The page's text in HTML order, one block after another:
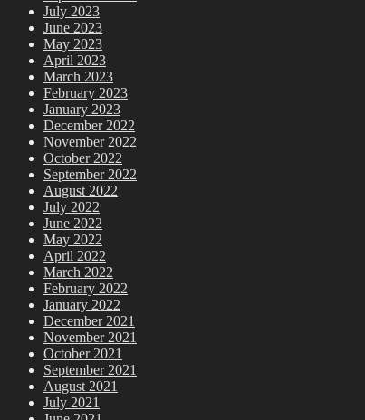
July 2023
June 2023
May 2023
April 2023
March 2023
February 2023
January 2023
December 2022
November 2022
October 2022
September 2022
August 2022
July 2022
June 2022
May 2022
April 2022
March 2022
February 2022
January 2022
December 2021
November 2021
October 2021
September 2021
August 2021
July 2021